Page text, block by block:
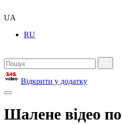
UA
RU
Відкрити у додатку
Шалене відео